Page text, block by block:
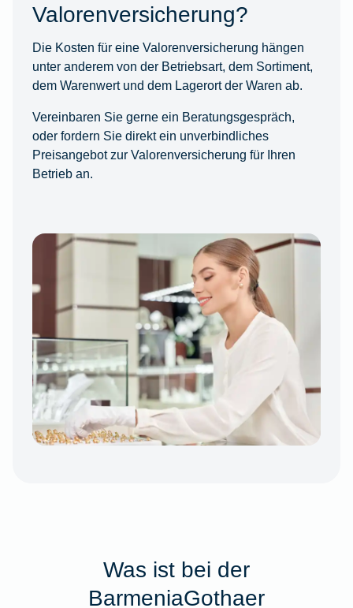
Valorenversicherung?
Die Kosten für eine Valorenversicherung hängen
unter anderem von der Betriebsart, dem Sortiment,
dem Warenwert und dem Lagerort der Waren ab.
Vereinbaren Sie gerne ein Beratungsgespräch,
oder fordern Sie direkt ein unverbindliches
Preisangebot zur Valorenversicherung für Ihren
Betrieb an.
Was ist bei der
BarmeniaGothaer